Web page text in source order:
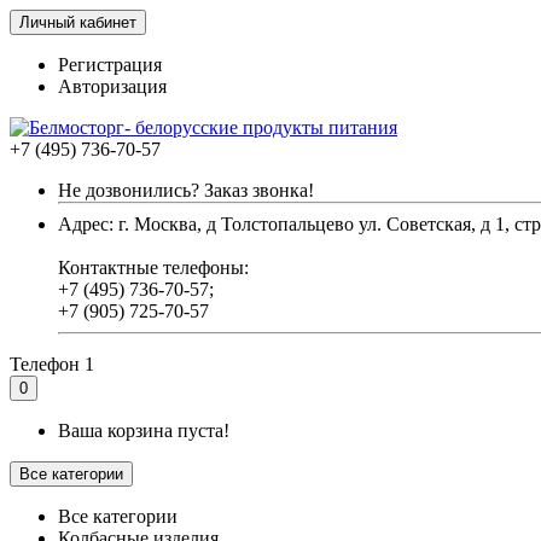
Личный кабинет
Регистрация
Авторизация
+7 (495) 736-70-57
Не дозвонились? Заказ звонка!
Адрес: г. Москва, д Толстопальцево ул. Советская, д 1,
Контактные телефоны:
+7 (495) 736-70-57;
+7 (905) 725-70-57
Телефон 1
0
Ваша корзина пуста!
Все категории
Все категории